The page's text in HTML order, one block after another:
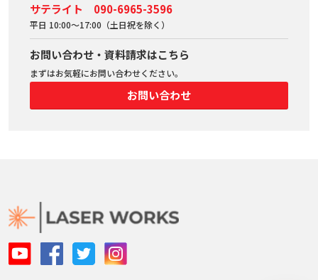
サテライト 090-6965-3596
平日 10:00～17:00（土日祝を除く）
お問い合わせ・資料請求はこちら
まずはお気軽にお問い合わせください。
お問い合わせ